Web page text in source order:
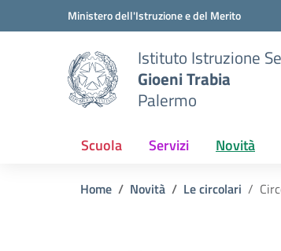
Vai ai contenuti
Vai al menu di navigazioneMinistero dell'Istruzione e del Merito
Istituto Istruzione
Gioeni Trabia
Palermo
Scuola Servizi Novità
Home Novità Le circolari